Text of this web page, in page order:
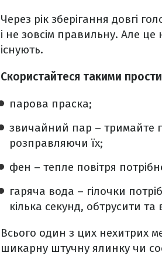
Через рік зберігання довгі
і не зовсім правильну. Але
існують.
Скористайтеся такими
парова праска;
звичайний пар – тримайте
розправляючи їх;
фен – тепле повітря
гаряча вода – гілочки
кілька секунд, обтрусити
Всього один з цих нехитрих
шикарну штучну ялинку чи